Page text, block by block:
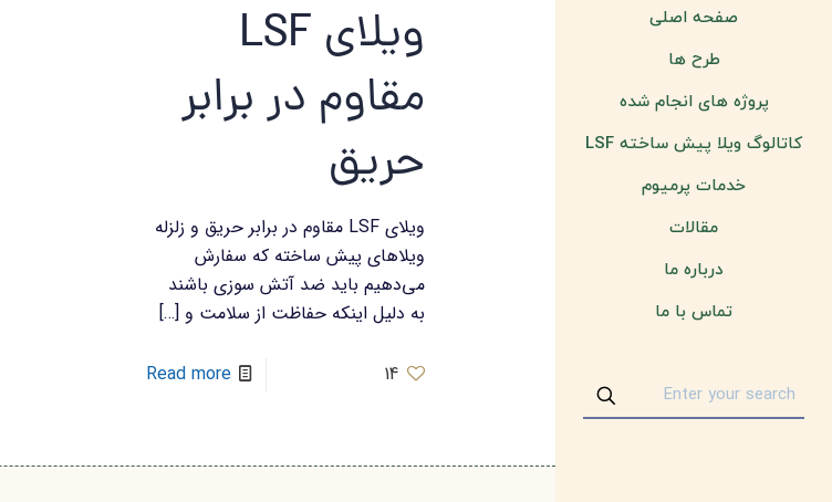
صفحه اصلی
طرح ها
پروژه های انجام شده
کاتالوگ ویلا پیش ساخته LSF
خدمات پرمیوم
مقالات
درباره ما
تماس با ما
ویلای LSF
مقاوم در برابر
حریق
ویلای LSF مقاوم در برابر حریق و زلزله
ویلاهای پیش ساخته که سفارش
می‌دهیم باید ضد آتش سوزی باشند
به دلیل اینکه حفاظت از سلامت و […]
14
Read more